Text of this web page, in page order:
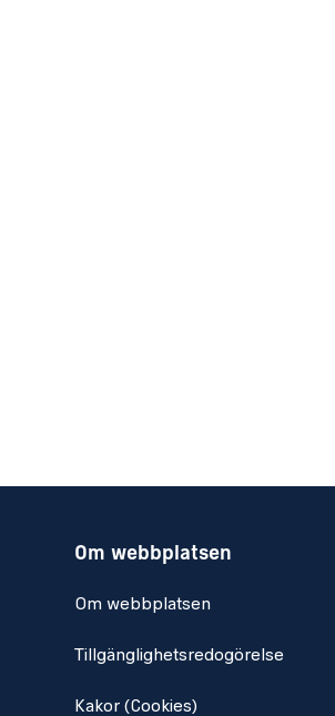
Om webbplatsen
Om webbplatsen
Tillgänglighetsredogörelse
Kakor (Cookies)